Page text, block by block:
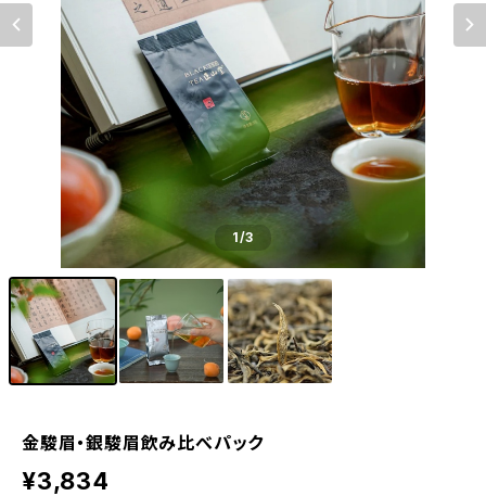
1/3
金駿眉・銀駿眉飲み比べパック
¥3,834